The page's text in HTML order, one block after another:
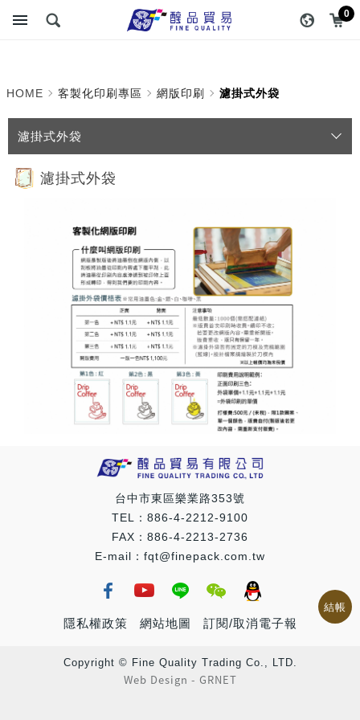
濾掛式外袋_網版印刷_客
業的包裝資材專家
0
醇品貿易主選單
HOME 客製化印刷專區 網版印刷 濾掛式外袋
濾掛式外袋
濾掛式外袋
結帳
台中市東區樂業路353號
TEL：886-4-2212-9100
FAX：886-4-2213-2736
E-mail：fqt@finepack.com.tw
隱私權政策 網站地圖 訂閱/取消電子報
Copyright © Fine Quality Trading Co., LTD.
Web Design - GRNET